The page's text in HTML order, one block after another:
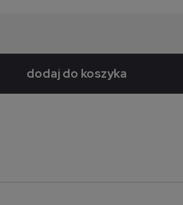
dodaj do koszyka